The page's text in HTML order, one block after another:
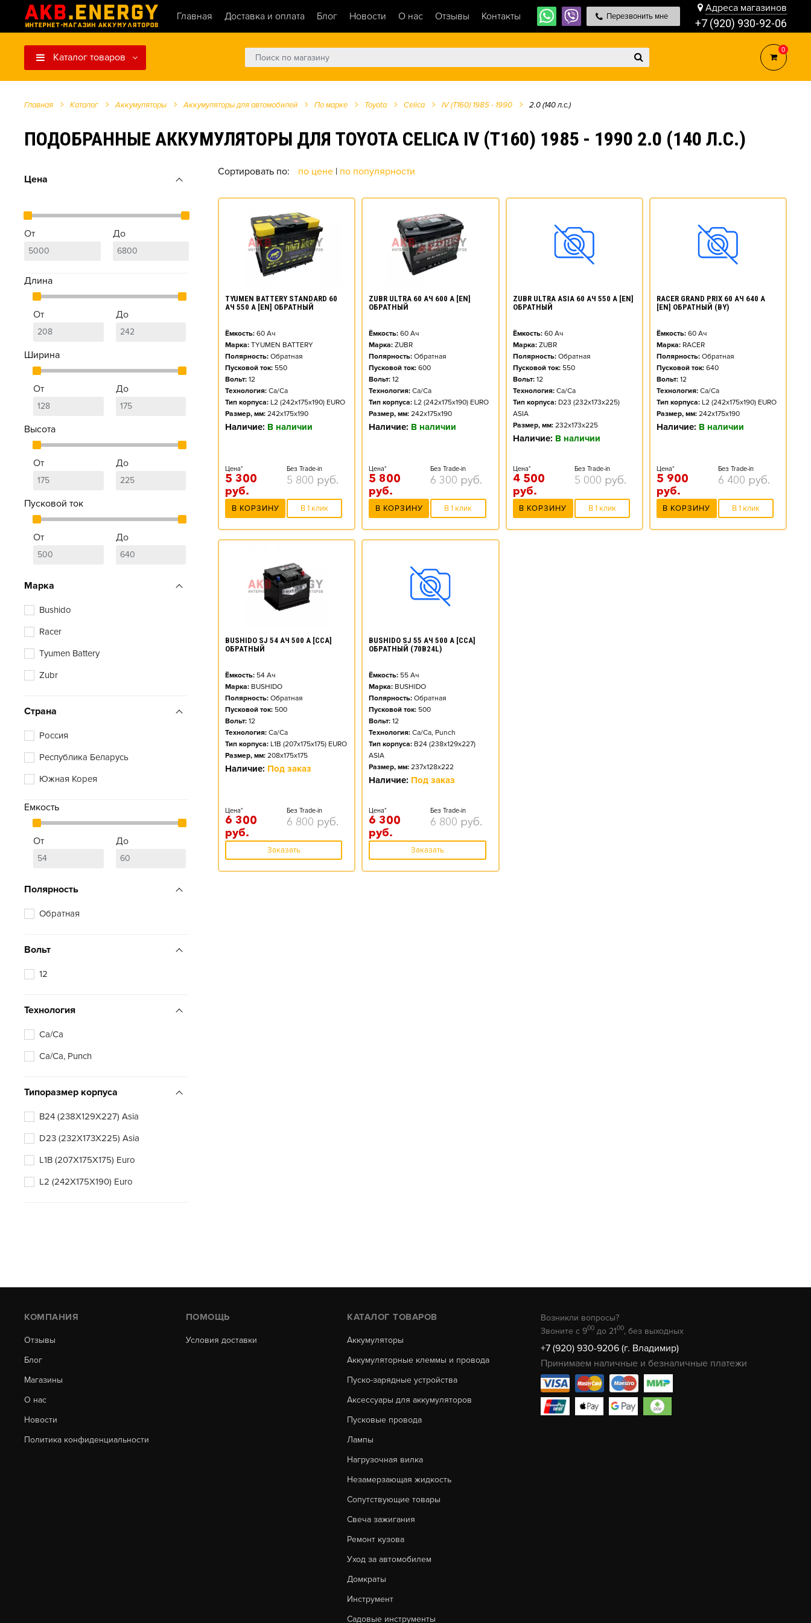
Главная Доставка и оплата Блог Новости О нас Отзывы Контакты Перезвонить мне
Адреса магазинов
+7 (920) 930-92-06
Каталог товаров
0
Главная Каталог Аккумуляторы Аккумуляторы для автомобилей По марке Toyota Celica IV (T160) 1985 - 1990 2.0 (140 л.с.)
ПОДОБРАННЫЕ АККУМУЛЯТОРЫ ДЛЯ TOYOTA CELICA IV (T160) 1985 - 1990 2.0 (140 Л.С.)
Цена
От До
Длина
От До
Ширина
От До
Высота
От До
Пусковой ток
От До
Марка
Bushido
Racer
Tyumen Battery
Zubr
Страна
Россия
Республика Беларусь
Южная Корея
Емкость
От До
Полярность
Обратная
Вольт
12
Технология
Ca/Ca
Ca/Ca, Punch
Типоразмер корпуса
B24 (238X129X227) Asia
D23 (232X173X225) Asia
L1B (207X175X175) Euro
L2 (242X175X190) Euro
Сортировать по: по цене | по популярности
TYUMEN BATTERY STANDARD 60
АЧ 550 А [EN] ОБРАТНЫЙ
Ёмкость: 60 Ач
Марка: TYUMEN BATTERY
Полярность: Обратная
Пусковой ток: 550
Вольт: 12
Технология: Ca/Ca
Тип корпуса: L2 (242x175x190) EURO
Размер, мм: 242x175x190
Наличие: В наличии
Цена*
5 300
руб.
Без Trade-in
5 800 руб.
В КОРЗИНУ В 1 клик
ZUBR ULTRA 60 АЧ 600 А [EN]
ОБРАТНЫЙ
Ёмкость: 60 Ач
Марка: ZUBR
Полярность: Обратная
Пусковой ток: 600
Вольт: 12
Технология: Ca/Ca
Тип корпуса: L2 (242x175x190) EURO
Размер, мм: 242x175x190
Наличие: В наличии
Цена*
5 800
руб.
Без Trade-in
6 300 руб.
В КОРЗИНУ В 1 клик
ZUBR ULTRA ASIA 60 АЧ 550 А [EN]
ОБРАТНЫЙ
Ёмкость: 60Ач
Марка: ZUBR
Полярность: Обратная
Пусковой ток: 550
Вольт: 12
Технология: Ca/Ca
Тип корпуса: D23 (232x173x225)
ASIA
Размер, мм: 232x173x225
Наличие: В наличии
Цена*
4 500
руб.
Без Trade-in
5 000 руб.
В КОРЗИНУ В 1 клик
RACER GRAND PRIX 60 АЧ 640 А
[EN] ОБРАТНЫЙ (BY)
Ёмкость: 60Ач
Марка: RACER
Полярность: Обратная
Пусковой ток: 640
Вольт: 12
Технология: Ca/Ca
Тип корпуса: L2 (242x175x190) EURO
Размер, мм: 242x175x190
Наличие: В наличии
Цена*
5 900
руб.
Без Trade-in
6 400 руб.
В КОРЗИНУ В 1 клик
BUSHIDO SJ 54 АЧ 500 А [CCA]
ОБРАТНЫЙ
Ёмкость: 54 Ач
Марка: BUSHIDO
Полярность: Обратная
Пусковой ток: 500
Вольт: 12
Технология: Ca/Ca
Тип корпуса: L1B (207x175x175) EURO
Размер, мм: 208x175x175
Наличие: Под заказ
Цена*
6 300
руб.
Без Trade-in
6 800 руб.
Заказать
BUSHIDO SJ 55 АЧ 500 А [CCA]
ОБРАТНЫЙ (70B24L)
Ёмкость: 55 Ач
Марка: BUSHIDO
Полярность: Обратная
Пусковой ток: 500
Вольт: 12
Технология: Ca/Ca, Punch
Тип корпуса: B24 (238x129x227)
ASIA
Размер, мм: 237x128x222
Наличие: Под заказ
Цена*
6 300
руб.
Без Trade-in
6 800 руб.
Заказать
КОМПАНИЯ
Отзывы
Блог
Магазины
О нас
Новости
Политика конфиденциальности
ПОМОЩЬ
Условия доставки
КАТАЛОГ ТОВАРОВ
Аккумуляторы
Аккумуляторные клеммы и провода
Пуско-зарядные устройства
Аксессуары для аккумуляторов
Пусковые провода
Лампы
Нагрузочная вилка
Незамерзающая жидкость
Сопутствующие товары
Свеча зажигания
Ремонт кузова
Уход за автомобилем
Домкраты
Инструмент
Садовые инструменты
Возникли вопросы?
Звоните с 900 до 2100, без выходных
+7 (920) 930-9206 (г. Владимир)
Принимаем наличные и безналичные платежи